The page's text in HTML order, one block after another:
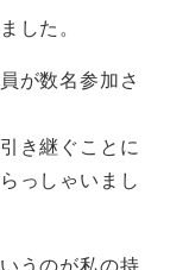
した。
が数名参加さ
き継ぐことに
っしゃいまし
うのが私の持